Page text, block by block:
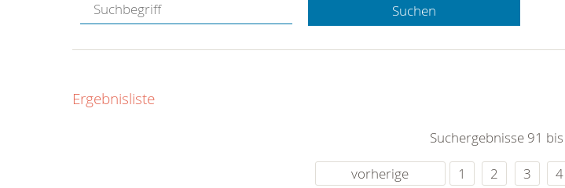
Hotline.
gerne.
rund um die Uhr
Suchen
Ergebnisliste
Suchergebnisse 91
vorherige
1 2 3 4